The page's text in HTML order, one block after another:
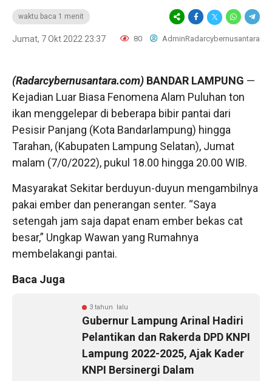
waktu baca 1 menit
Jumat, 7 Okt 2022 23:37 80 AdminRadarcybernusantara
(Radarcybernusantara.com) BANDAR LAMPUNG —
Kejadian Luar Biasa Fenomena Alam Puluhan ton
ikan menggelepar di beberapa bibir pantai dari
Pesisir Panjang (Kota Bandarlampung) hingga
Tarahan, (Kabupaten Lampung Selatan), Jumat
malam (7/0/2022), pukul 18.00 hingga 20.00 WIB.
Masyarakat Sekitar berduyun-duyun mengambilnya
pakai ember dan penerangan senter. “Saya
setengah jam saja dapat enam ember bekas cat
besar,” Ungkap Wawan yang Rumahnya
membelakangi pantai.
Baca Juga
3 tahun lalu
Gubernur Lampung Arinal Hadiri
Pelantikan dan Rakerda DPD KNPI
Lampung 2022-2025, Ajak Kader
KNPI Bersinergi Dalam